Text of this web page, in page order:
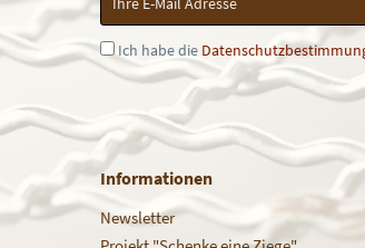
Ich habe die
Informationen
Newsletter